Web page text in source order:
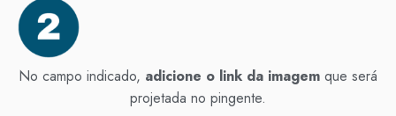
No campo indicado, adicione o link da imagem que será
projetada no pingente.